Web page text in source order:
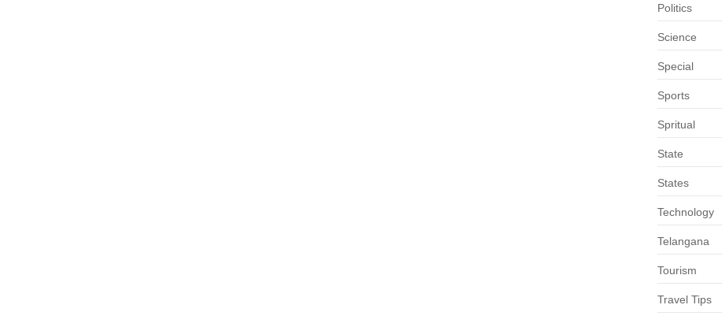
Politics
Science
Special
Sports
Spritual
State
States
Technology
Telangana
Tourism
Travel Tips